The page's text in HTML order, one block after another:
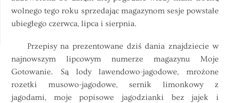
wolnego tego roku sprzedając magazynom sesje powstałe
ubiegłego czerwca, lipca i sierpnia.
Przepisy na prezentowane dziś dania znajdziecie w
najnowszym lipcowym numerze magazynu Moje
Gotowanie. Są lody lawendowo-jagodowe, mrożone
rozetki musowo-jagodowe, sernik limonkowy z
jagodami, moje popisowe jagodzianki bez jajek i